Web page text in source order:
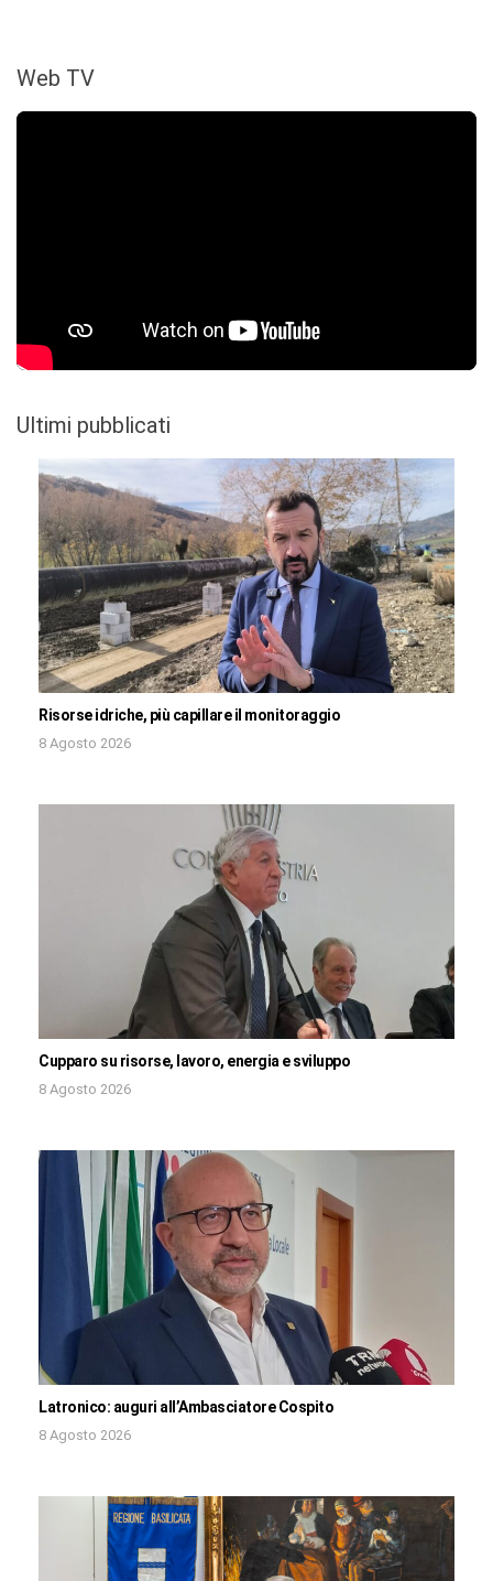
Web TV
Ultimi pubblicati
Risorse idriche, più capillare il monitoraggio
8 Agosto 2026
Cupparo su risorse, lavoro, energia e sviluppo
8 Agosto 2026
Latronico: auguri all’Ambasciatore Cospito
8 Agosto 2026